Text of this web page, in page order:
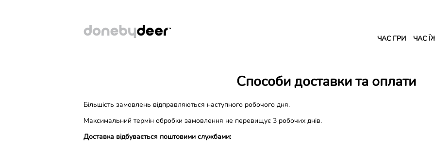
ЧАС ГРИ
ЧАС
Cпособи доставки та оплати
Більшість замовлень відправляються наступного робочого дня.
Максимальний термін обробки замовлення не перевищує 3 робочих днів.
Доставка відбувається поштовими службами: